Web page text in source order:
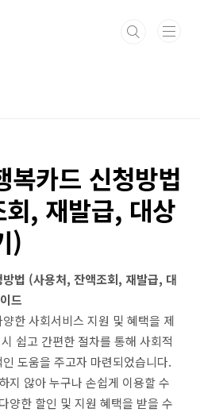
복카드 신청방법
, 재발급, 대상
)
법 (사용처, 잔액조회, 재발급, 대
드
한 사회서비스 지원 및 혜택을 제
쉽고 간편한 절차를 통해 사회적
도움을 주고자 마련되었습니다.
지 않아 누구나 손쉽게 이용할 수
양한 할인 및 지원 혜택을 받을 수